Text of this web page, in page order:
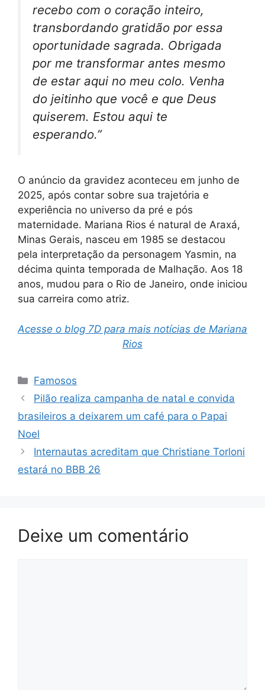
recebo com o coração inteiro,
transbordando gratidão por essa
oportunidade sagrada. Obrigada
por me transformar antes mesmo
de estar aqui no meu colo. Venha
do jeitinho que você e que Deus
quiserem. Estou aqui te
esperando.”
O anúncio da gravidez aconteceu em junho de
2025, após contar sobre sua trajetória e
experiência no universo da pré e pós
maternidade. Mariana Rios é natural de Araxá,
Minas Gerais, nasceu em 1985 se destacou
pela interpretação da personagem Yasmin, na
décima quinta temporada de Malhação. Aos 18
anos, mudou para o Rio de Janeiro, onde iniciou
sua carreira como atriz.
Acesse o blog 7D para mais notícias de Mariana
Rios
Categorias
Famosos
Pilão realiza campanha de natal e convida
brasileiros a deixarem um café para o Papai
Noel
Internautas acreditam que Christiane Torloni
estará no BBB 26
Deixe um comentário